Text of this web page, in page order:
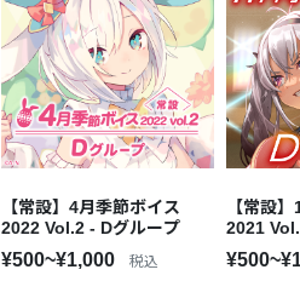
【常設】4月季節ボイス
2022 Vol.2 - Dグループ
¥500~¥1,000 税込
【常設
2021